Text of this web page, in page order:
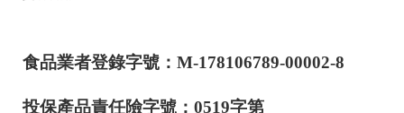
食品業者登錄字號：M-178106789-00002-8
投保產品責任險字號：0519字第